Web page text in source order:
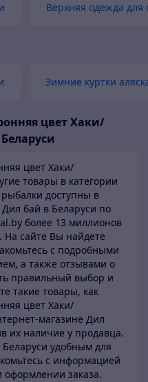
Верхняя одежда
Зимние куртки
цвет Хаки/
цвет Хаки/
товары в категории
доступны в
бай в Беларуси по
более 13 миллионов
На сайте Вы найдете
с подробными
а также отзывами о
правильный выбор и
такие товары, как
цвет Хаки/
магазине Дил
их наличие у продавца.
удобным для
с информацией
оформлении заказа.